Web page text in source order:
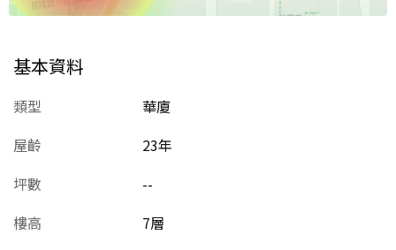
基本資料
類型
華廈
屋齡
23年
坪數
--
樓高
7層